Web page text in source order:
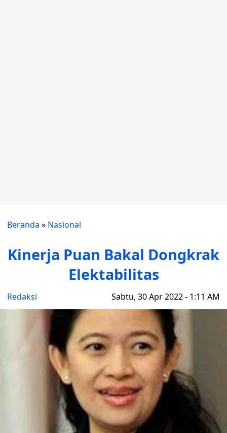
Beranda » Nasional
Kinerja Puan Bakal Dongkrak
Elektabilitas
Redaksi Sabtu, 30 Apr 2022 - 1:11 AM